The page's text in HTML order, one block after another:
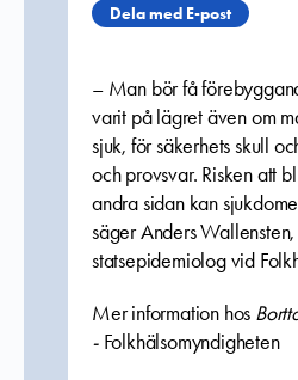
Dela med E-post
– Man bör få
varit på lägret även om
sjuk, för säkerhets skull
och provsvar. Risken att
andra sidan kan
säger Anders
statsepidemiolog vid
Mer information hos
- Folkhälsomyndigheten